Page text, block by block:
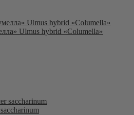
Ulmus hybrid «Columella»